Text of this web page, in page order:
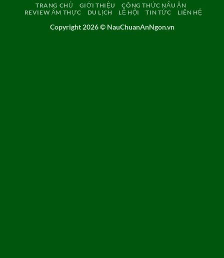
TRANG CHỦ GIỚI THIỆU
CÔNG THỨC NẤU ĂN
REVIEW ẨM THỰC
DU LỊCH LỄ HỘI TIN TỨC LIÊN HỆ
Copyright 2026 © NauChuanAnNgon.vn